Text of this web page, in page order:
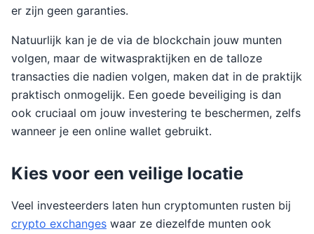
er zijn geen garanties.
Natuurlijk kan je de via de blockchain jouw munten
volgen, maar de witwaspraktijken en de talloze
transacties die nadien volgen, maken dat in de praktijk
praktisch onmogelijk. Een goede beveiliging is dan
ook cruciaal om jouw investering te beschermen, zelfs
wanneer je een online wallet gebruikt.
Kies voor een veilige locatie
Veel investeerders laten hun cryptomunten rusten bij
crypto exchanges waar ze diezelfde munten ook